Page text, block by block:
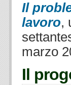
Il
lavoro,
marzo
Il